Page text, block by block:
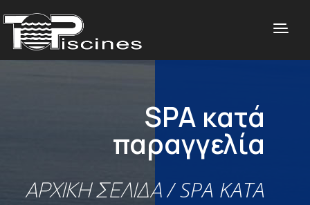
SPA κατά
παραγγελία
ΑΡΧΙΚΉ ΣΕΛΊΔΑ/ SPA ΚΑΤΆ